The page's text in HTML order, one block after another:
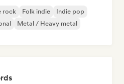
rock Folk indie
Indie pop
Metal / Heavy metal